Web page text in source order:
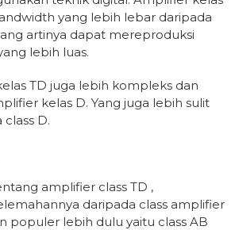
yang lebih lebar daripada
artinya dapat mereproduksi
lebih luas.
TD juga lebih kompleks dan
kelas D. Yang juga lebih sulit
D.
amplifier class TD ,
daripada class amplifier
populer lebih dulu yaitu class AB